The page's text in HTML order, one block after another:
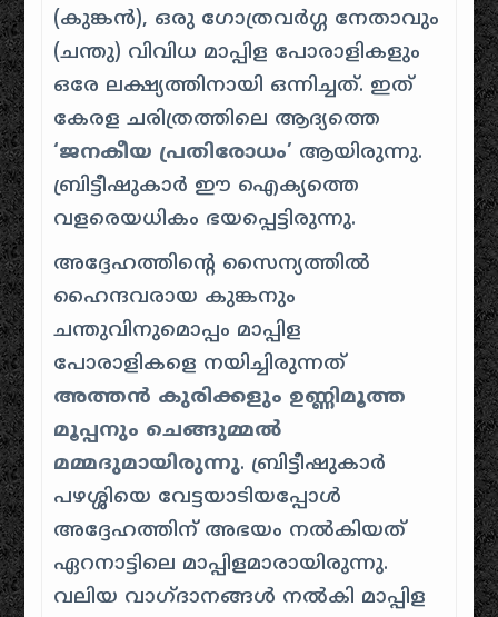
(കുങ്കൻ), ഒരു ഗോത്രവർഗ്ഗ നേതാവും
(ചന്തു) വിവിധ മാപ്പിള പോരാളികളും
ഒരേ ലക്ഷ്യത്തിനായി ഒന്നിച്ചത്. ഇത്
കേരള ചരിത്രത്തിലെ ആദ്യത്തെ
‘ജനകീയ പ്രതിരോധം’ ആയിരുന്നു.
ബ്രിട്ടീഷുകാർ ഈ ഐക്യത്തെ
വളരെയധികം ഭയപ്പെട്ടിരുന്നു.
അദ്ദേഹത്തിന്റെ സൈന്യത്തിൽ
ഹൈന്ദവരായ കുങ്കനും
ചന്തുവിനുമൊപ്പം മാപ്പിള
പോരാളികളെ നയിച്ചിരുന്നത്
അത്തൻ കുരിക്കളും ഉണ്ണിമൂത്ത
മൂപ്പനും ചെങ്ങുമ്മൽ
മമ്മദുമായിരുന്നു. ബ്രിട്ടീഷുകാർ
പഴശ്ശിയെ വേട്ടയാടിയപ്പോൾ
അദ്ദേഹത്തിന് അഭയം നൽകിയത്
ഏറനാട്ടിലെ മാപ്പിളമാരായിരുന്നു.
വലിയ വാഗ്ദാനങ്ങൾ നൽകി മാപ്പിള